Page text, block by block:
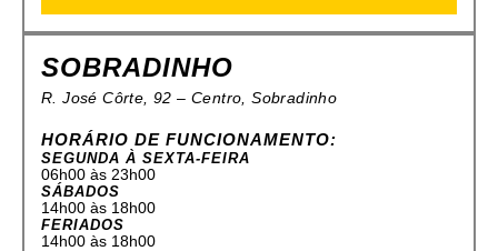
SOBRADINHO
R. José Côrte, 92 – Centro, Sobradinho
HORÁRIO DE FUNCIONAMENTO:
SEGUNDA À SEXTA-FEIRA
06h00 às 23h00
SÁBADOS
14h00 às 18h00
FERIADOS
14h00 às 18h00